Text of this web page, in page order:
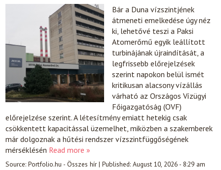
Bár a Duna vízszintjének
átmeneti emelkedése úgy néz
ki, lehetővé teszi a Paksi
Atomerőmű egyik leállított
turbinájának újraindítását, a
legfrissebb előrejelzések
szerint napokon belül ismét
kritikusan alacsony vízállás
várható az Országos Vízügyi
Főigazgatóság (OVF)
előrejelzése szerint. A létesítmény emiatt hetekig csak
csökkentett kapacitással üzemelhet, miközben a szakemberek
már dolgoznak a hűtési rendszer vízszintfüggőségének
mérséklésén Read more »
Source:Portfolio.hu - Összes hír|Published:August 10, 2026 - 8:29 am